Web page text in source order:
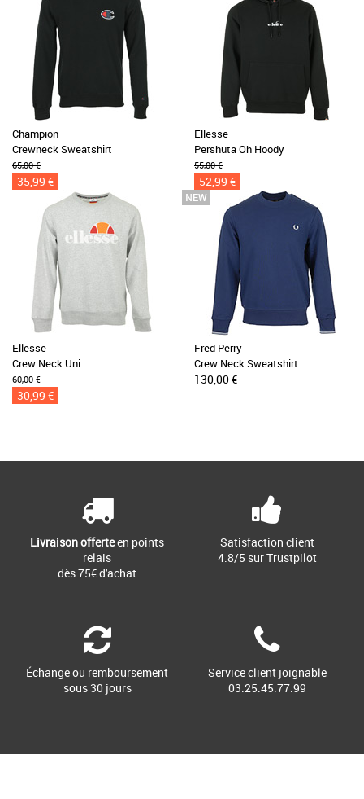
Champion
Crewneck Sweatshirt
65,00 €
35,99 €
Ellesse
Pershuta Oh Hoody
55,00 €
52,99 €
Ellesse
Crew Neck Uni
60,00 €
30,99 €
Fred Perry
Crew Neck Sweatshirt
130,00 €
Livraison offerteen points
relais
dès 75€ d'achat
Satisfaction client
4.8/5 sur Trustpilot
Échange ou remboursement
sous 30 jours
Service client joignable
03.25.45.77.99